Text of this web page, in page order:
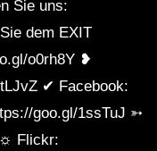
Sie uns:
dem EXIT
o0rh8Y ❥
✔ Facebook:
goo.gl/1ssTuJ ➳
☼ Flickr: